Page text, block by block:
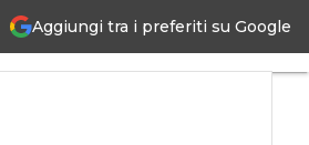
Aggiungi tra i preferiti su Google